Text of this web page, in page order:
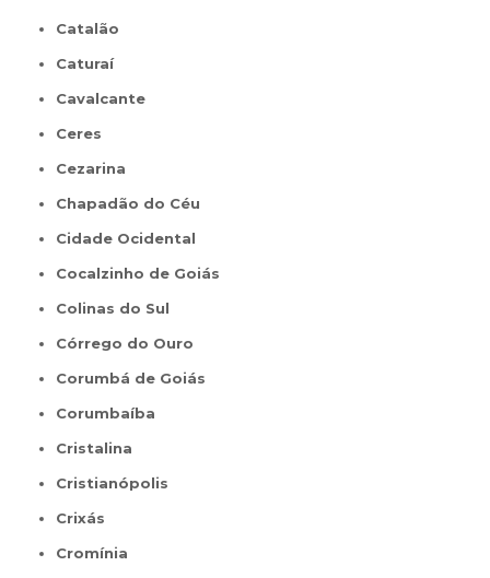
Catalão
Caturaí
Cavalcante
Ceres
Cezarina
Chapadão do Céu
Cidade Ocidental
Cocalzinho de Goiás
Colinas do Sul
Córrego do Ouro
Corumbá de Goiás
Corumbaíba
Cristalina
Cristianópolis
Crixás
Cromínia